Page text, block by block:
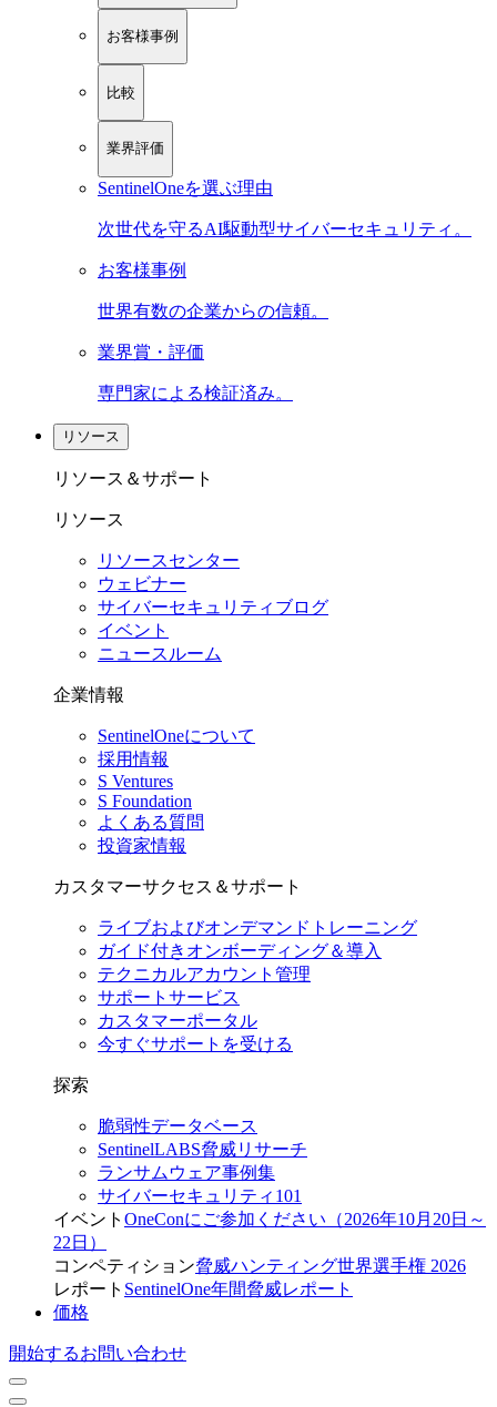
お客様事例
比較
業界評価
SentinelOneを選ぶ理由
次世代を守るAI駆動型サイバーセキュリティ。
お客様事例
世界有数の企業からの信頼。
業界賞・評価
専門家による検証済み。
リソース
リソース＆サポート
リソース
リソースセンター
ウェビナー
サイバーセキュリティブログ
イベント
ニュースルーム
企業情報
SentinelOneについて
採用情報
S Ventures
S Foundation
よくある質問
投資家情報
カスタマーサクセス＆サポート
ライブおよびオンデマンドトレーニング
ガイド付きオンボーディング＆導入
テクニカルアカウント管理
サポートサービス
カスタマーポータル
今すぐサポートを受ける
探索
脆弱性データベース
SentinelLABS脅威リサーチ
ランサムウェア事例集
サイバーセキュリティ101
イベント OneConにご参加ください（2026年10月20日～
22日）
コンペティション脅威ハンティング世界選手権 2026
レポート SentinelOne年間脅威レポート
価格
開始するお問い合わせ